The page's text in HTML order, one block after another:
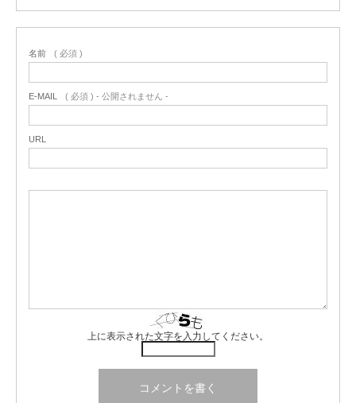
名前 ( 必須 )
E-MAIL ( 必須 ) - 公開されません -
URL
上に表示された文字を入力してください。